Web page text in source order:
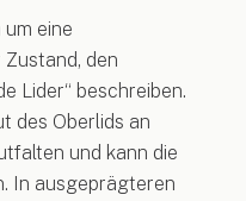
eine
Zustand, den
Lider“ beschreiben.
des Oberlids an
und kann die
In ausgeprägteren